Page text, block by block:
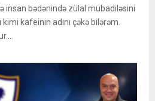
insan bədənində zülal mübadiləsini
kafeinin adını çəkə bilərəm.